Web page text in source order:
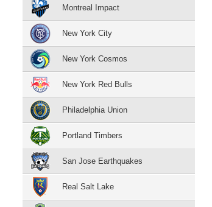
Montreal Impact
New York City
New York Cosmos
New York Red Bulls
Philadelphia Union
Portland Timbers
San Jose Earthquakes
Real Salt Lake